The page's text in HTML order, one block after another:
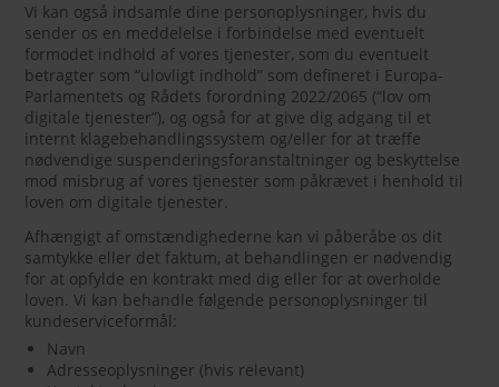
Vi kan også indsamle dine personoplysninger, hvis du
sender os en meddelelse i forbindelse med eventuelt
formodet indhold af vores tjenester, som du eventuelt
betragter som “ulovligt indhold” som defineret i Europa-
Parlamentets og Rådets forordning 2022/2065 (“lov om
digitale tjenester”), og også for at give dig adgang til et
internt klagebehandlingssystem og/eller for at træffe
nødvendige suspenderingsforanstaltninger og beskyttelse
mod misbrug af vores tjenester som påkrævet i henhold til
loven om digitale tjenester.
Afhængigt af omstændighederne kan vi påberåbe os dit
samtykke eller det faktum, at behandlingen er nødvendig
for at opfylde en kontrakt med dig eller for at overholde
loven. Vi kan behandle følgende personoplysninger til
kundeserviceformål:
Navn
Adresseoplysninger (hvis relevant)